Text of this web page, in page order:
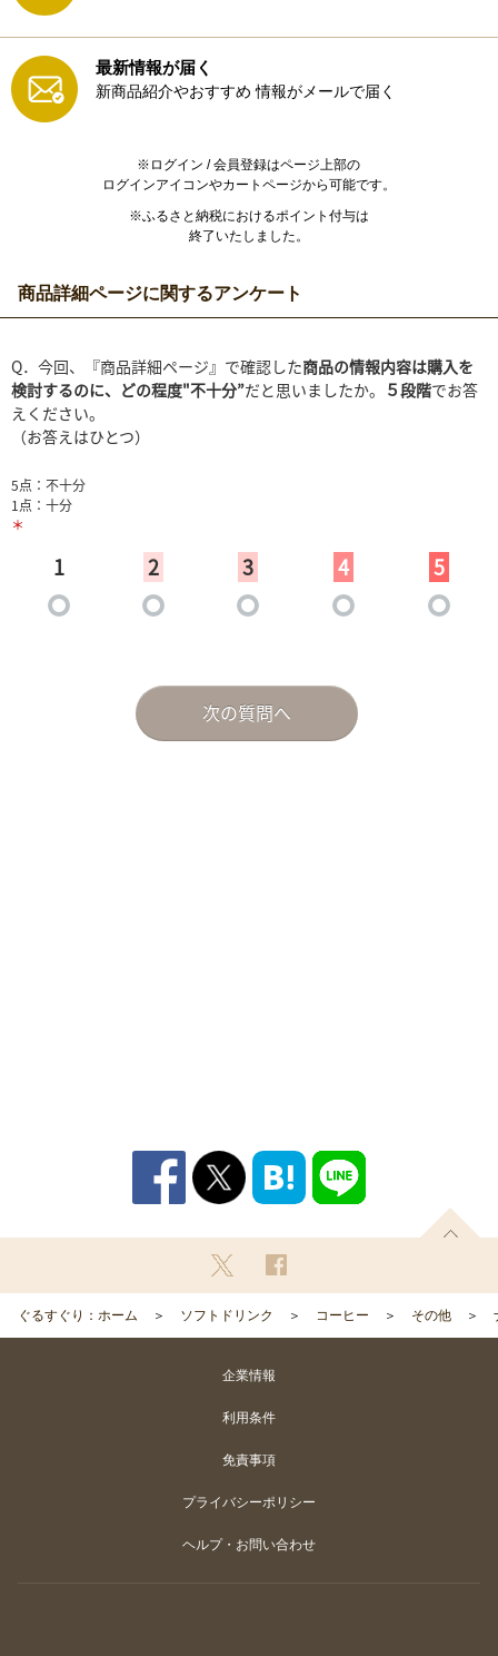
最新情報が届く
新商品紹介やおすすめ 情報がメールで届く
※ログイン / 会員登録はページ上部の
ログインアイコンやカートページから可能です。
※ふるさと納税におけるポイント付与は
終了いたしました。
商品詳細ページに関するアンケート
ぐるすぐり：ホーム ソフトドリンク コーヒー その他
企業情報
利用条件
免責事項
プライバシーポリシー
ヘルプ・お問い合わせ